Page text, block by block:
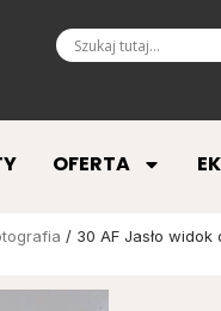
OFERTA
/ 30 AF Jasło widok